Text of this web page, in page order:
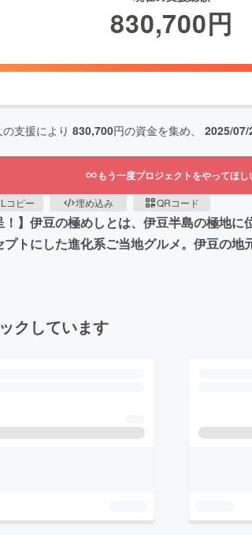
830,700円
の支援により 830,700円の資金を集め、 2025/07/
もう一度プロジェクトをやってほし
コピー 埋め込み QRコード
】伊豆の極めしとは、伊豆半島の極地
トにした進化系ご当地グルメ。伊豆の
クしています